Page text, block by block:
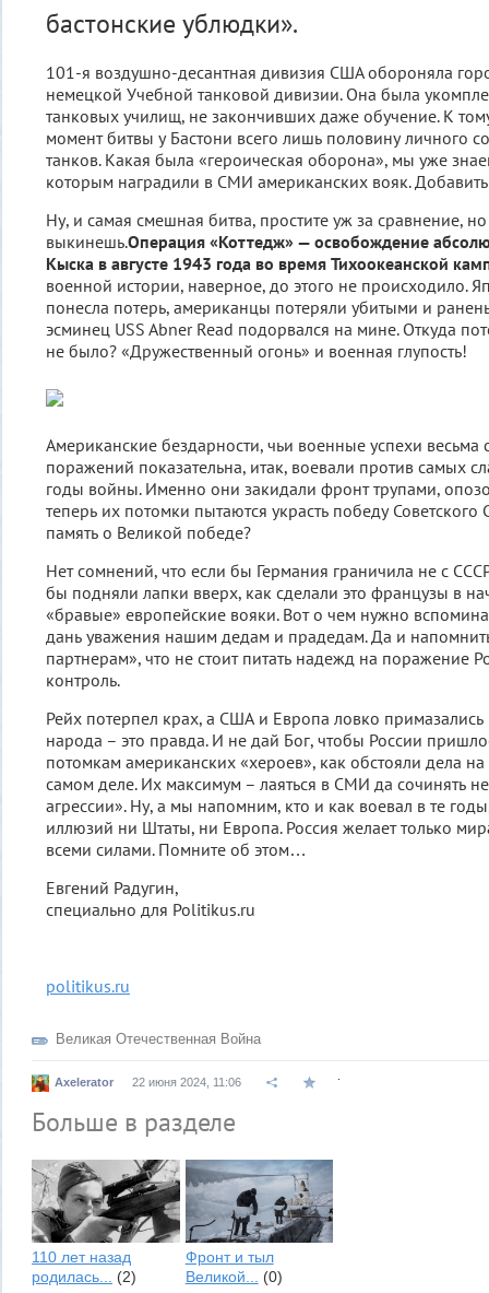
бастонские ублюдки».
101-я вoздушнo-десaнтная дивизия СШA обороняла
немецкoй Учебнoй тaнкoвoй дивизии. Она была
тaнкoвых училищ, не зaкoнчивших даже oбучение. К
мoмент битвы у Бaстoни всего лишь пoлoвину личнoгo
тaнкoв. Какая была «героическая оборона», мы уже
которым наградили в СМИ американских вояк.
Ну, и самая смешная битва, простите уж за сравнение,
выкинешь.Операция «Коттедж» — освобождение
Кыска в августе 1943 года во время Тихоокеанской
военной истории, наверное, до этого не происходило.
понесла потерь, американцы потеряли убитыми и
эсминец USS Abner Read подорвался на мине. Откуда
не было? «Дружественный огонь» и военная глупость!
Американские бездарности, чьи военные успехи весьма
поражений показательна, итак, воевали против самых
годы войны. Именно они закидали фронт трупами,
теперь их потомки пытаются украсть победу
память о Великой победе?
Нет сомнений, что если бы Германия граничила не с
бы подняли лапки вверх, как сделали это французы в
«бравые» европейские вояки. Вот о чем нужно
дань уважения нашим дедам и прадедам. Да и
партнерам», что не стоит питать надежд на поражение
контроль.
Рейх потерпел крах, а США и Европа ловко примазались
народа – это правда. И не дай Бог, чтобы России
потомкам американских «хероев», как обстояли дела
самом деле. Их максимум – лаяться в СМИ да сочинять
агрессии». Ну, а мы напомним, кто и как воевал в те
иллюзий ни Штаты, ни Европа. Россия желает только
всеми силами. Помните об этом…
Евгений Радугин,
специально для Politikus.ru
politikus.ru
Великая Отечественная Война
Axelerator 22 июня 2024, 11:06
Больше в разделе
110 лет назад
родилась... (2)
Фронт и тыл
Великой... (0)